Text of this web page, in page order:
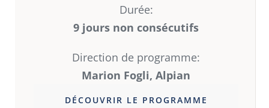
Durée:
9 jours non consécutifs
Direction de programme:
Marion Fogli, Alpian
DÉCOUVRIR LE PROGRAMME